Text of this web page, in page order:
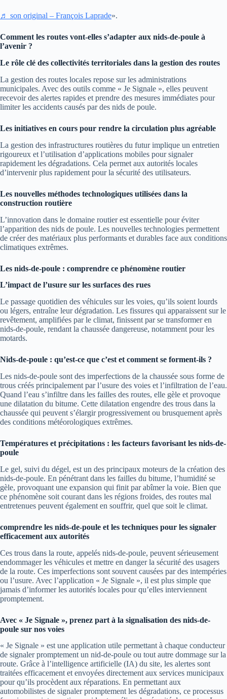
♬ son original – François Laprade».
Comment les routes vont-elles s’adapter aux nids-de-poule à
l’avenir ?
Le rôle clé des collectivités territoriales dans la gestion des routes
La gestion des routes locales repose sur les administrations
municipales. Avec des outils comme « Je Signale », elles peuvent
recevoir des alertes rapides et prendre des mesures immédiates pour
limiter les accidents causés par des nids de poule.
Les initiatives en cours pour rendre la circulation plus agréable
La gestion des infrastructures routières du futur implique un entretien
rigoureux et l’utilisation d’applications mobiles pour signaler
rapidement les dégradations. Cela permet aux autorités locales
d’intervenir plus rapidement pour la sécurité des utilisateurs.
Les nouvelles méthodes technologiques utilisées dans la
construction routière
L’innovation dans le domaine routier est essentielle pour éviter
l’apparition des nids de poule. Les nouvelles technologies permettent
de créer des matériaux plus performants et durables face aux conditions
climatiques extrêmes.
Les nids-de-poule : comprendre ce phénomène routier
L’impact de l’usure sur les surfaces des rues
Le passage quotidien des véhicules sur les voies, qu’ils soient lourds
ou légers, entraîne leur dégradation. Les fissures qui apparaissent sur le
revêtement, amplifiées par le climat, finissent par se transformer en
nids-de-poule, rendant la chaussée dangereuse, notamment pour les
motards.
Nids-de-poule : qu’est-ce que c’est et comment se forment-ils ?
Les nids-de-poule sont des imperfections de la chaussée sous forme de
trous créés principalement par l’usure des voies et l’infiltration de l’eau.
Quand l’eau s’infiltre dans les failles des routes, elle gèle et provoque
une dilatation du bitume. Cette dilatation engendre des trous dans la
chaussée qui peuvent s’élargir progressivement ou brusquement après
des conditions météorologiques extrêmes.
Températures et précipitations : les facteurs favorisant les nids-de-
poule
Le gel, suivi du dégel, est un des principaux moteurs de la création des
nids-de-poule. En pénétrant dans les failles du bitume, l’humidité se
gèle, provoquant une expansion qui finit par abîmer la voie. Bien que
ce phénomène soit courant dans les régions froides, des routes mal
entretenues peuvent également en souffrir, quel que soit le climat.
comprendre les nids-de-poule et les techniques pour les signaler
efficacement aux autorités
Ces trous dans la route, appelés nids-de-poule, peuvent sérieusement
endommager les véhicules et mettre en danger la sécurité des usagers
de la route. Ces imperfections sont souvent causées par des intempéries
ou l’usure. Avec l’application « Je Signale », il est plus simple que
jamais d’informer les autorités locales pour qu’elles interviennent
promptement.
Avec « Je Signale », prenez part à la signalisation des nids-de-
poule sur nos voies
« Je Signale » est une application utile permettant à chaque conducteur
de signaler promptement un nid-de-poule ou tout autre dommage sur la
route. Grâce à l’intelligence artificielle (IA) du site, les alertes sont
traitées efficacement et envoyées directement aux services municipaux
pour qu’ils procèdent aux réparations. En permettant aux
automobilistes de signaler promptement les dégradations, ce processus